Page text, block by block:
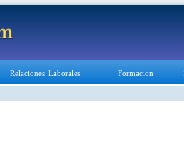
Relaciones Laborales Formacion